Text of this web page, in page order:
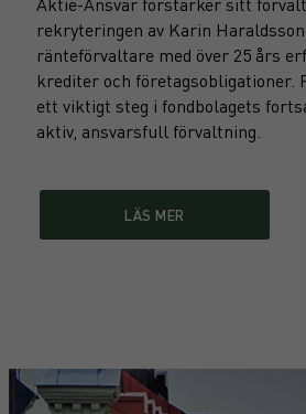
rekryteringen av Karin
ränteförvaltare med över 25 års
krediter och företagsobligationer.
ett viktigt steg i fondbolagets
aktiv, ansvarsfull förvaltning.
LÄS MER